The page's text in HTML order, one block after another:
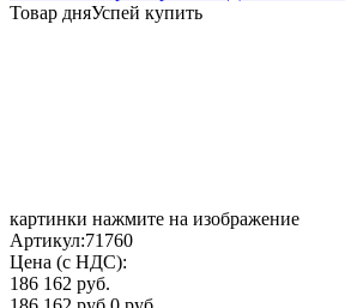
Товар дняУспей купить
картинки нажмите на изображение
Артикул:71760
Цена (с НДС):
186 162 руб.